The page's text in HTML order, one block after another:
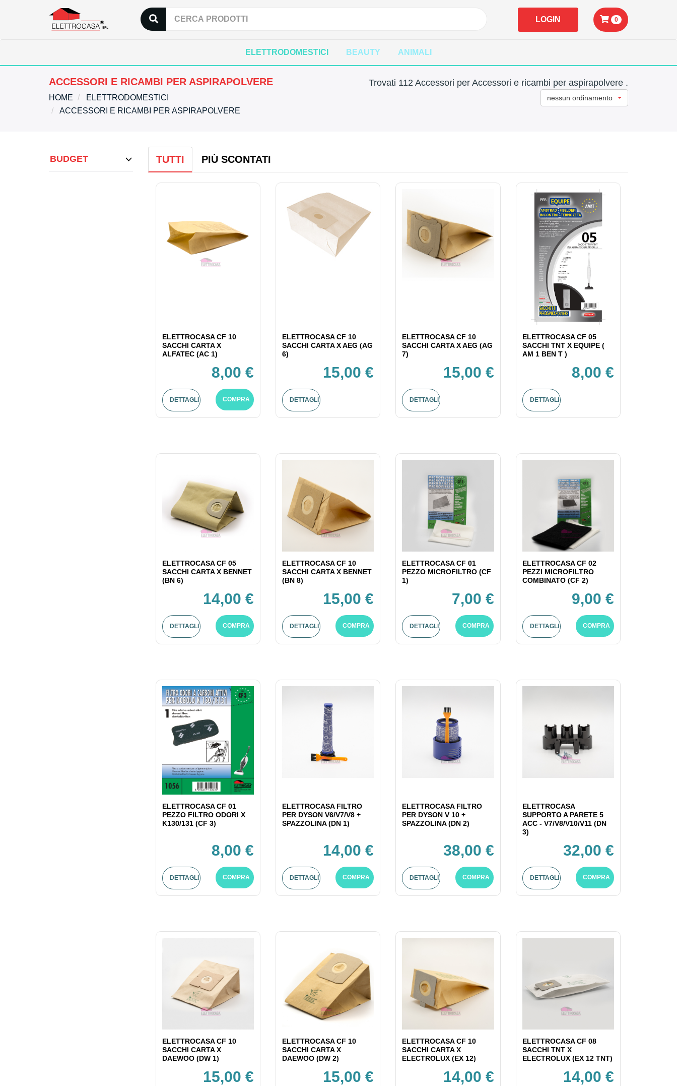
LOGIN 0
ELETTRODOMESTICI BEAUTY ANIMALI
ACCESSORI E RICAMBI PER ASPIRAPOLVERE
HOME
ELETTRODOMESTICI
ACCESSORI E RICAMBI PER ASPIRAPOLVERE
Trovati 112 Accessori per Accessori e ricambi per aspirapolvere .
nessun ordinamento
BUDGET TUTTI PIÙ SCONTATI
ELETTROCASA CF 10
SACCHI CARTA X
ALFATEC (AC 1)
8,00 €
DETTAGLI COMPRA
ELETTROCASA CF 10
SACCHI CARTA X AEG (AG
6)
15,00 €
DETTAGLI
ELETTROCASA CF 10
SACCHI CARTA X AEG (AG
7)
15,00 €
DETTAGLI
ELETTROCASA CF 05
SACCHI TNT X EQUIPE (
AM 1 BEN T )
8,00 €
DETTAGLI
ELETTROCASA CF 05
SACCHI CARTA X BENNET
(BN 6)
14,00 €
DETTAGLI COMPRA
ELETTROCASA CF 10
SACCHI CARTA X BENNET
(BN 8)
15,00 €
DETTAGLI COMPRA
ELETTROCASA CF 01
PEZZO MICROFILTRO (CF
1)
7,00 €
DETTAGLI COMPRA
ELETTROCASA CF 02
PEZZI MICROFILTRO
COMBINATO (CF 2)
9,00 €
DETTAGLI COMPRA
ELETTROCASA CF 01
PEZZO FILTRO ODORI X
K130/131 (CF 3)
8,00 €
DETTAGLI COMPRA
ELETTROCASA FILTRO
PER DYSON V6/V7/V8 +
SPAZZOLINA (DN 1)
14,00 €
DETTAGLI COMPRA
ELETTROCASA FILTRO
PER DYSON V 10 +
SPAZZOLINA (DN 2)
38,00 €
DETTAGLI COMPRA
ELETTROCASA
SUPPORTO A PARETE 5
ACC - V7/V8/V10/V11 (DN
3)
32,00 €
DETTAGLI COMPRA
ELETTROCASA CF 10
SACCHI CARTA X
DAEWOO (DW 1)
15,00 €
ELETTROCASA CF 10
SACCHI CARTA X
DAEWOO (DW 2)
15,00 €
ELETTROCASA CF 10
SACCHI CARTA X
ELECTROLUX (EX 12)
14,00 €
ELETTROCASA CF 08
SACCHI TNT X
ELECTROLUX (EX 12 TNT)
14,00 €